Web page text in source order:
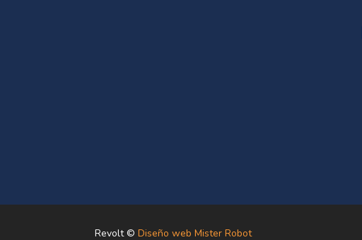
Revolt ©Diseño web Mister Robot